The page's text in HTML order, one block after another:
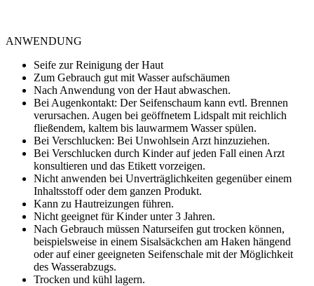
ANWENDUNG
Seife zur Reinigung der Haut
Zum Gebrauch gut mit Wasser aufschäumen
Nach Anwendung von der Haut abwaschen.
Bei Augenkontakt: Der Seifenschaum kann evtl. Brennen
verursachen. Augen bei geöffnetem Lidspalt mit reichlich
fließendem, kaltem bis lauwarmem Wasser spülen.
Bei Verschlucken: Bei Unwohlsein Arzt hinzuziehen.
Bei Verschlucken durch Kinder auf jeden Fall einen Arzt
konsultieren und das Etikett vorzeigen.
Nicht anwenden bei Unverträglichkeiten gegenüber einem
Inhaltsstoff oder dem ganzen Produkt.
Kann zu Hautreizungen führen.
Nicht geeignet für Kinder unter 3 Jahren.
Nach Gebrauch müssen Naturseifen gut trocken können,
beispielsweise in einem Sisalsäckchen am Haken hängend
oder auf einer geeigneten Seifenschale mit der Möglichkeit
des Wasserabzugs.
Trocken und kühl lagern.